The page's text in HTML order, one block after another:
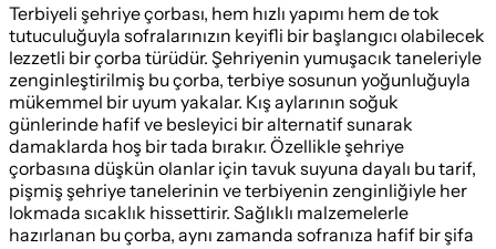
Terbiyeli şehriye çorbası, hem hızlı yapımı hem de tok
tutuculuğuyla sofralarınızın keyifli bir başlangıcı olabilecek
lezzetli bir çorba türüdür. Şehriyenin yumuşacık taneleriyle
zenginleştirilmiş bu çorba, terbiye sosunun yoğunluğuyla
mükemmel bir uyum yakalar. Kış aylarının soğuk
günlerinde hafif ve besleyici bir alternatif sunarak
damaklarda hoş bir tada bırakır. Özellikle şehriye
çorbasına düşkün olanlar için tavuk suyuna dayalı bu tarif,
pişmiş şehriye tanelerinin ve terbiyenin zenginliğiyle her
lokmada sıcaklık hissettirir. Sağlıklı malzemelerle
hazırlanan bu çorba, aynı zamanda sofranıza hafif bir şifa